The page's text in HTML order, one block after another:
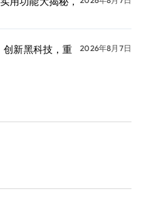
创新黑科技，重
2026年8月7日